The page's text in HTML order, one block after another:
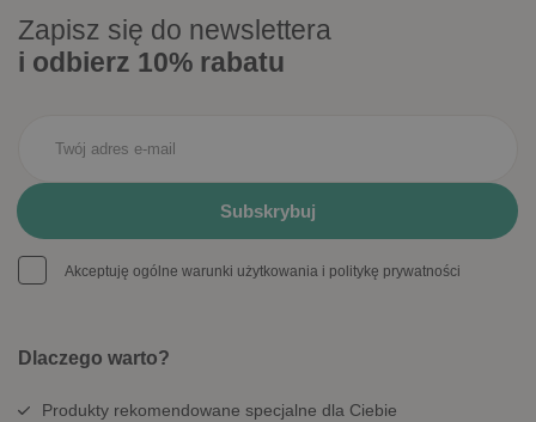
Zapisz się do newslettera
i odbierz 10% rabatu
Akceptuję ogólne warunki użytkowania i politykę prywatności
Dlaczego warto?
Produkty rekomendowane specjalne dla Ciebie